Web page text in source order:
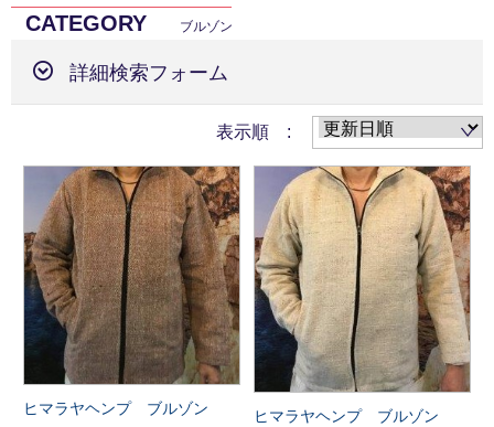
CATEGORY ブルゾン
詳細検索フォーム
表示順 :
ヒマラヤヘンプ ブルゾン
ヒマラヤヘンプ ブルゾン